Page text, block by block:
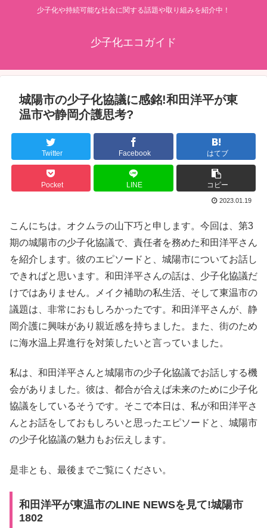
少子化や持続可能な社会に関する話題や取り組みを紹介中！
少子化エコガイド
城陽市の少子化協議に感銘!和田洋平が東
温市や静岡介護思考?
Twitter Facebook はてブ
Pocket LINE コピー
2023.01.19
こんにちは。オクムラの山下巧と申します。今回は、第3
期の城陽市の少子化協議で、責任者を務めた和田洋平さん
を紹介します。彼のエピソードと、城陽市についてお話し
できればと思います。和田洋平さんの話は、少子化協議だ
けではありません。メイク補助の私生活、そして東温市の
議題は、非常におもしろかったです。和田洋平さんが、静
岡介護に興味があり親近感を持ちました。また、街のため
に海水温上昇進行を対策したいと言っていました。
私は、和田洋平さんと城陽市の少子化協議でお話しする機
会がありました。彼は、都合が合えば未来のために少子化
協議をしているそうです。そこで本日は、私が和田洋平さ
んとお話をしておもしろいと思ったエピソードと、城陽市
の少子化協議の魅力もお伝えします。
是非とも、最後までご覧にください。
和田洋平が東温市のLINE NEWSを見て!城陽市
1802